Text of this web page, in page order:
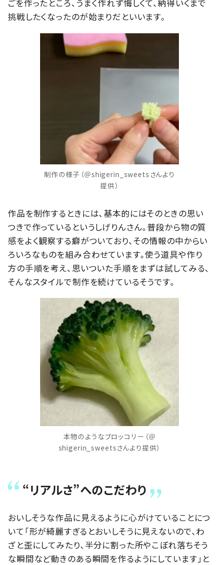
ごを作ったところ、うまく作れず悔しくて、納得いくまで
挑戦したくなったのが始まりだといいます。
制作の様子（＠shigerin_sweetsさんより
提供）
作品を制作するときには、基本的にはそのときの思い
つきで作っているというしげりんさん。普段から物の質
感をよく観察する癖がついており、その情報の中からい
ろいろなものを組み合わせています。使う道具や作り
方の手順を考え、思いついた手順をまずは試してみる、
そんなスタイルで制作を続けているそうです。
本物のようなブロッコリー（＠
shigerin_sweetsさんより提供）
“リアルさ”へのこだわり
おいしそうな作品に見えるように心がけていることにつ
いて「形が綺麗すぎるとおいしそうに見えないので、わ
ざと歪にしてみたり、半分に割った所やこぼれ落ちそう
な瞬間など動きのある瞬間を作るようにしています」と